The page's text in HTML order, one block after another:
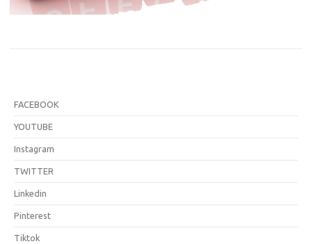
FACEBOOK
YOUTUBE
Instagram
TWITTER
Linkedin
Pinterest
Tiktok